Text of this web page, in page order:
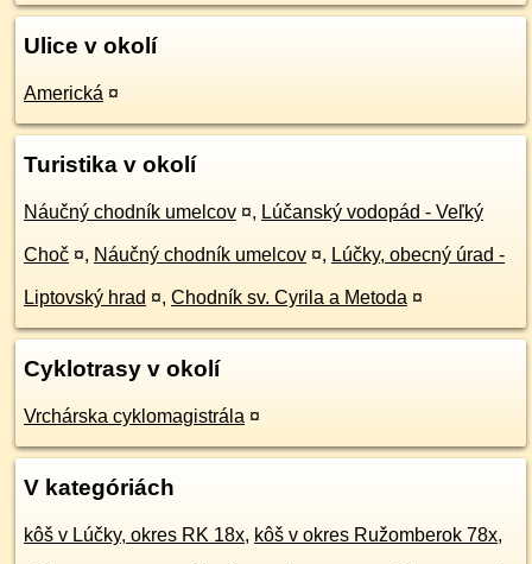
Ulice v okolí
Americká ¤
Turistika v okolí
Náučný chodník umelcov ¤, Lúčanský vodopád - Veľký
Choč ¤, Náučný chodník umelcov ¤, Lúčky, obecný úrad -
Liptovský hrad ¤, Chodník sv. Cyrila a Metoda ¤
Cyklotrasy v okolí
Vrchárska cyklomagistrála ¤
V kategóriách
kôš v Lúčky, okres RK 18x, kôš v okres Ružomberok 78x,